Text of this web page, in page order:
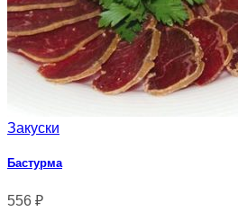
Закуски
Бастурма
556 ₽